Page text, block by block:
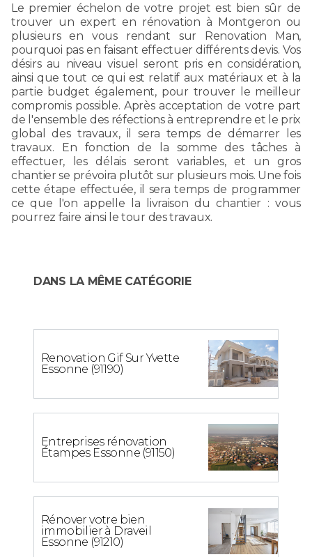
Le premier échelon de votre projet est bien sûr de
trouver un expert en rénovation à Montgeron ou
plusieurs en vous rendant sur Renovation Man,
pourquoi pas en faisant effectuer différents devis. Vos
désirs au niveau visuel seront pris en considération,
ainsi que tout ce qui est relatif aux matériaux et à la
partie budget également, pour trouver le meilleur
compromis possible. Après acceptation de votre part
de l'ensemble des réfections à entreprendre et le prix
global des travaux, il sera temps de démarrer les
travaux. En fonction de la somme des tâches à
effectuer, les délais seront variables, et un gros
chantier se prévoira plutôt sur plusieurs mois. Une fois
cette étape effectuée, il sera temps de programmer
ce que l'on appelle la livraison du chantier : vous
pourrez faire ainsi le tour des travaux.
DANS LA MÊME CATÉGORIE
Renovation Gif Sur Yvette
Essonne (91190)
Entreprises rénovation
Étampes Essonne (91150)
Rénover votre bien
immobilier à Draveil
Essonne (91210)